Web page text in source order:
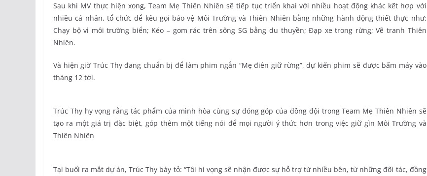
Sau khi MV thực hiện xong, Team Mẹ Thiên Nhiên sẽ tiếp tục triển khai với nhiều hoạt động khác kết hợp với
nhiều cá nhân, tổ chức để kêu gọi bảo vệ Môi Trường và Thiên Nhiên bằng những hành động thiết thực như:
Chạy bộ vì môi trường biển; Kéo – gom rác trên sông SG bằng du thuyền; Đạp xe trong rừng; Vẽ tranh Thiên
Nhiên.
Và hiện giờ Trúc Thy đang chuẩn bị để làm phim ngắn “Mẹ điên giữ rừng”, dự kiến phim sẽ được bấm máy vào
tháng 12 tới.
Trúc Thy hy vọng rằng tác phẩm của mình hòa cùng sự đóng góp của đồng đội trong Team Mẹ Thiên Nhiên sẽ
tạo ra một giá trị đặc biệt, góp thêm một tiếng nói để mọi người ý thức hơn trong việc giữ gìn Môi Trường và
Thiên Nhiên
Tại buổi ra mắt dự án, Trúc Thy bày tỏ: “Tôi hi vọng sẽ nhận được sự hỗ trợ từ nhiều bên, từ những đối tác, đồng